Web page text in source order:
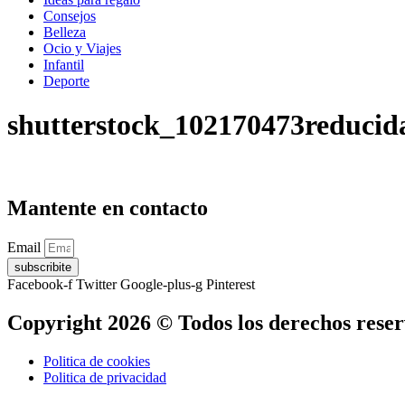
Consejos
Belleza
Ocio y Viajes
Infantil
Deporte
Mantente en contacto
Email
subscribite
Facebook-f Twitter Google-plus-g Pinterest
Copyright 2026 © Todos los derechos
Politica de cookies
Politica de privacidad